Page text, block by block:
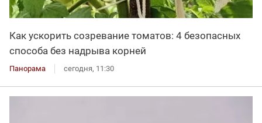
Как ускорить созревание томатов: 4 безопасных
способа без надрыва корней
Панорама сегодня, 11:30